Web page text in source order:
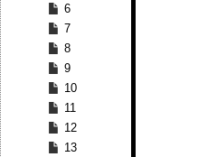
6
7
8
9
10
11
12
13